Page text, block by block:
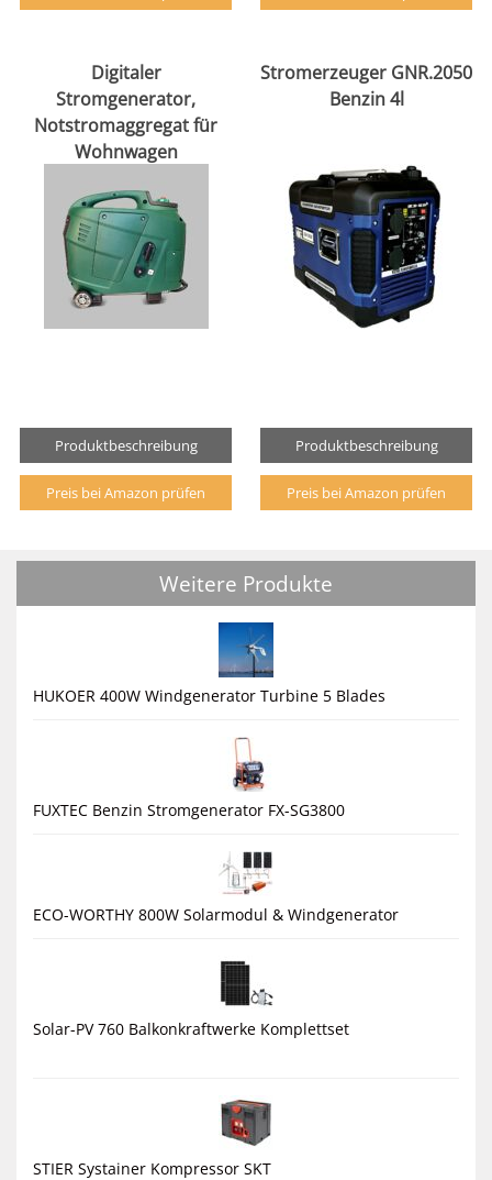
Digitaler
Stromgenerator,
Notstromaggregat für
Wohnwagen
Produktbeschreibung
Preis bei Amazon prüfen
Stromerzeuger GNR.2050
Benzin 4l
Produktbeschreibung
Preis bei Amazon prüfen
Weitere Produkte
HUKOER 400W Windgenerator Turbine 5 Blades
FUXTEC Benzin Stromgenerator FX-SG3800
ECO-WORTHY 800W Solarmodul & Windgenerator
Solar-PV 760 Balkonkraftwerke Komplettset
STIER Systainer Kompressor SKT